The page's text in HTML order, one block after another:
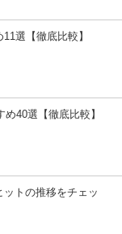
選【徹底比較】
40選【徹底比較】
トの推移をチェッ